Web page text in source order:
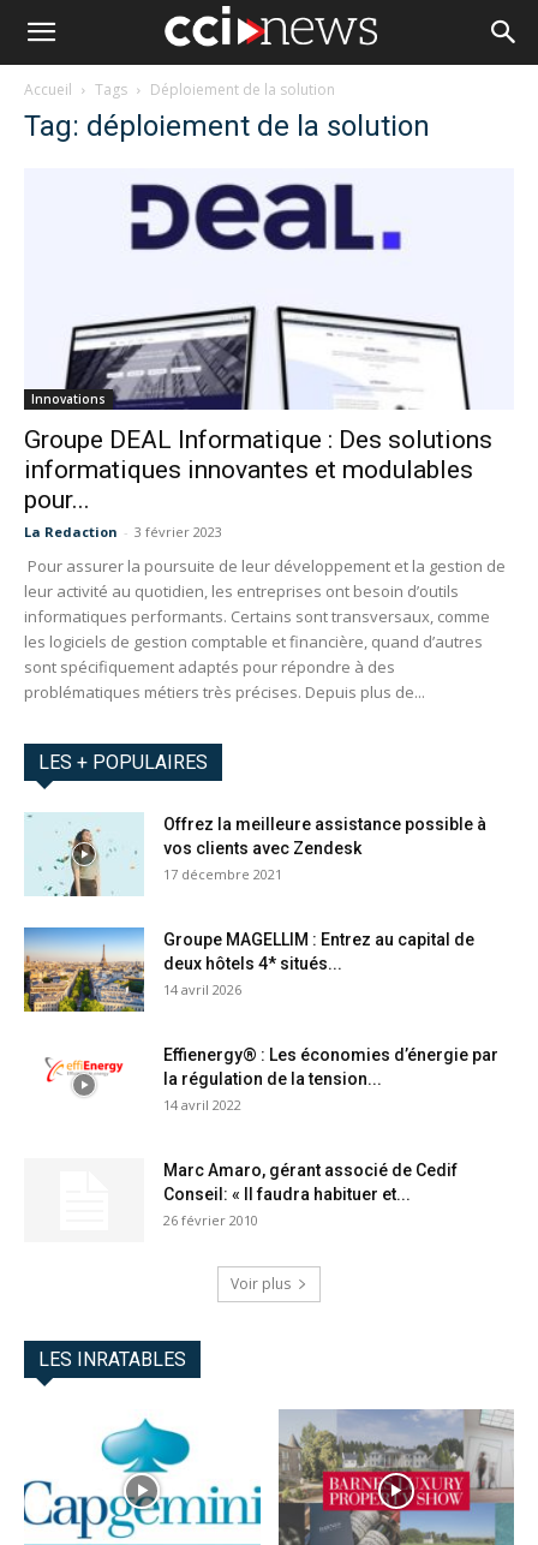
Accueil Tags Déploiement de la solution
Tag: déploiement de la solution
Innovations
Groupe DEAL Informatique : Des solutions
informatiques innovantes et modulables
pour...
La Redaction - 3 février 2023
Pour assurer la poursuite de leur développement et la gestion de
leur activité au quotidien, les entreprises ont besoin d’outils
informatiques performants. Certains sont transversaux, comme
les logiciels de gestion comptable et financière, quand d’autres
sont spécifiquement adaptés pour répondre à des
problématiques métiers très précises. Depuis plus de...
LES + POPULAIRES
Offrez la meilleure assistance possible à
vos clients avec Zendesk
17 décembre 2021
Groupe MAGELLIM : Entrez au capital de
deux hôtels 4* situés...
14 avril 2026
Effienergy® : Les économies d’énergie par
la régulation de la tension...
14 avril 2022
Marc Amaro, gérant associé de Cedif
Conseil: « Il faudra habituer et...
26 février 2010
Voir plus
LES INRATABLES